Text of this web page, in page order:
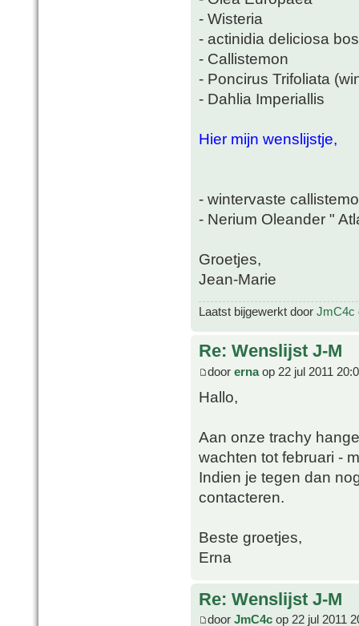
- Wisteria
- actinidia deliciosa
- Callistemon
- Poncirus Trifoliata
- Dahlia Imperiallis
Hier mijn wenslijstje,
- wintervaste
- Nerium Oleander "
Groetjes,
Jean-Marie
Laatst bijgewerkt door JmC4c
Re: Wenslijst J-M
door ernaop 22 jul 2011
Hallo,
Aan onze trachy
wachten tot februari -
Indien je tegen dan
contacteren.
Beste groetjes,
Erna
Re: Wenslijst J-M
door JmC4c op 22 jul 2011